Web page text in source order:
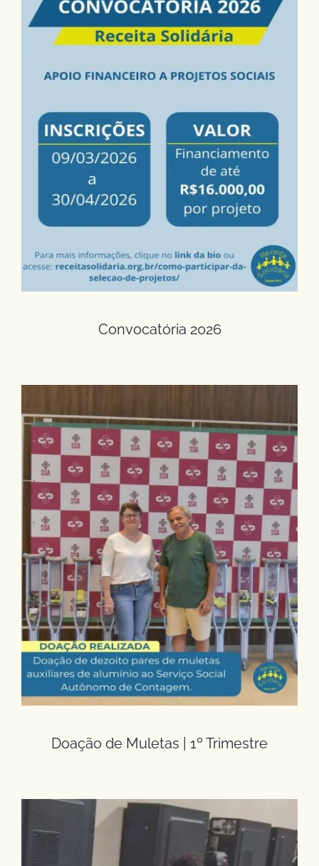
Convocatória 2026
Convocatória 2026
Doação de Muletas | 1º Trimestre
Doação de Muletas | 1º Trimestre